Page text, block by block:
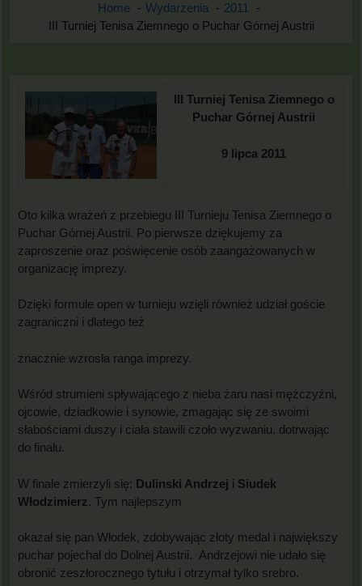
Home Wydarzenia
2011
III Turniej Tenisa Ziemnego o Puchar Górnej Austrii
III Turniej Tenisa Ziemnego o
Puchar Górnej Austrii
9 lipca 2011
Oto kilka wrażeń z przebiegu III Turnieju Tenisa Ziemnego o
Puchar Górnej Austrii. Po pierwsze dziękujemy za
zaproszenie oraz poświęcenie osób zaangażowanych w
organizację imprezy.
Dzięki formule open w turnieju wzięli również udział goście
zagraniczni i dlatego też
znacznie wzrosła ranga imprezy.
Wśród strumieni spływającego z nieba żaru nasi mężczyźni,
ojcowie, dziadkowie i synowie, zmagając się ze swoimi
słabościami duszy i ciała stawili czoło wyzwaniu, dotrwając
do finału.
W finale zmierzyli się: Dulinski Andrzej i Siudek
Włodzimierz. Tym najlepszym
okazał się pan Włodek, zdobywając złoty medal i największy
puchar pojechał do Dolnej Austrii. Andrzejowi nie udało się
obronić zeszłorocznego tytułu i otrzymał tylko srebro.